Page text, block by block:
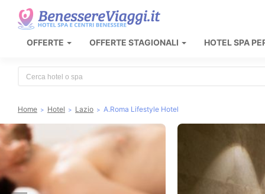
OFFERTE OFFERTE STAGIONALI HOTEL SPA
Home Hotel Lazio A.Roma Lifestyle Hotel